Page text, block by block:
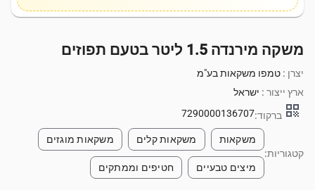
משקה מירנדה 1.5 ליטר בטעם תפוזים
יצרן : טמפו משקאות בע"מ
ארץ ייצור : ישראל
qr_code ברקוד:7290000136707
קטגוריות:
משקאות משקאות קלים משקאות מוגזים
מיצים טבעיים חטיפים וממתקים